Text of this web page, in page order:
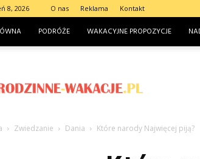
8, 2026 O nas Reklama Kontakt
PODRÓŻE WAKACYJNE PROPOZYCJE
Zwiedzanie Dania Które narody Najwięcej piją?